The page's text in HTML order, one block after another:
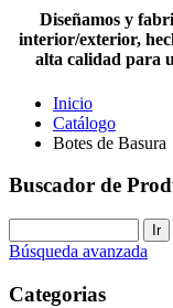
Diseñamos y
interior/exterior,
alta calidad para
Inicio
Catálogo
Botes de Basura
Buscador de
Búsqueda avanzada
Categorias